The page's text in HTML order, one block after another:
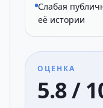
Слабая
её истории
ОЦЕНКА
5.8 /